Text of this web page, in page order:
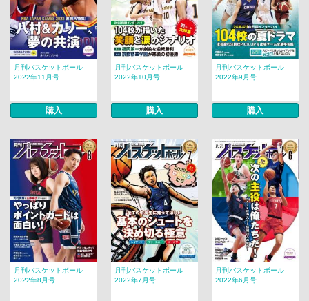
月刊バスケットボール
2022年11月号
購入
月刊バスケットボール
2022年10月号
購入
月刊バスケットボール
2022年9月号
購入
月刊バスケットボール
2022年8月号
月刊バスケットボール
2022年7月号
月刊バスケットボール
2022年6月号